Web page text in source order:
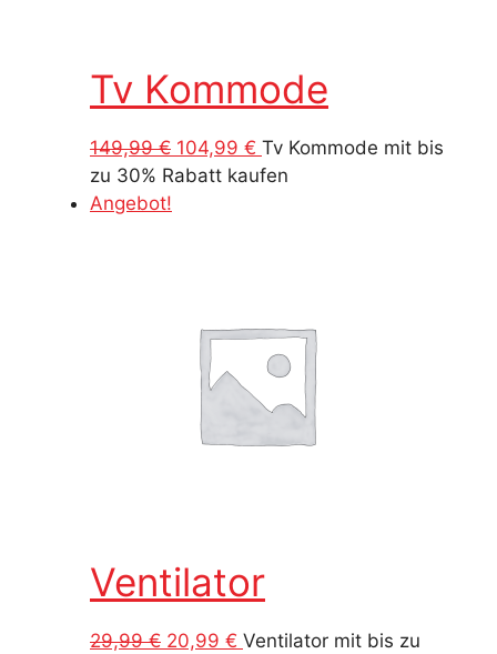
Tv Kommode
149,99€ Ursprünglicher
Preis
104,99 € Aktueller
Preis
Tv Kommode mit bis
zu 30% Rabatt kaufen
Angebot!
Ventilator
29,99€ Ursprünglicher
20,99 € Aktueller
Ventilator mit bis zu